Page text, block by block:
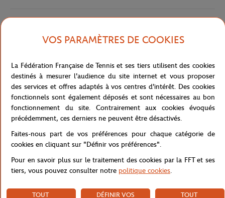
Livraison et retours
VOS PARAMÈTRES DE COOKIES
La Fédération Française de Tennis et ses tiers utilisent des cookies
destinés à mesurer l'audience du site internet et vous proposer
des services et offres adaptés à vos centres d'intérêt. Des cookies
fonctionnels sont également déposés et sont nécessaires au bon
fonctionnement du site. Contrairement aux cookies évoqués
précédemment, ces derniers ne peuvent être désactivés.
Faites-nous part de vos préférences pour chaque catégorie de
cookies en cliquant sur "Définir vos préférences".
Pour en savoir plus sur le traitement des cookies par la FFT et ses
tiers, vous pouvez consulter notre politique cookies.
TOUT
DÉFINIR VOS
TOUT